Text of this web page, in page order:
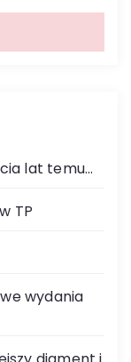
lat temu…
TP
wydania